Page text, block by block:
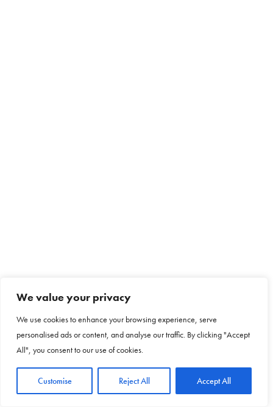
We value your privacy
We use cookies to enhance your browsing experience, serve
personalised ads or content, and analyse our traffic. By clicking "Accept
All", you consent to our use of cookies.
Customise Reject All Accept All